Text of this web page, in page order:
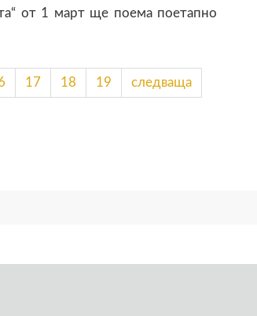
от 1 март ще поема поетапно
17 18 19 следваща